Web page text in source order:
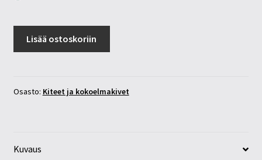
määrä
Lisää ostoskoriin
Osasto: Kiteet ja kokoelmakivet
Kuvaus